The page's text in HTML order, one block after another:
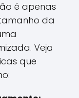
é apenas
da
Veja
que